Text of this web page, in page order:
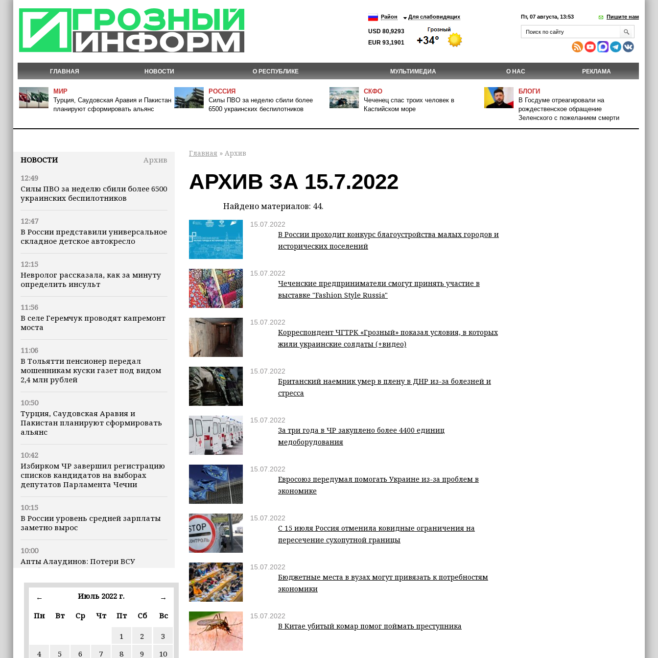
Район Для слабовидящих
USD 80,9293
EUR 93,1901
Пт, 07 августа, 13:53 Пишите нам
ГЛАВНАЯ НОВОСТИ О РЕСПУБЛИКЕ МУЛЬТИМЕДИА О НАС РЕКЛАМА
МИР
Турция, Саудовская Аравия и Пакистан
планируют сформировать альянс
РОССИЯ
Силы ПВО за неделю сбили более
6500 украинских беспилотников
СКФО
Чеченец спас троих человек в
Каспийском море
БЛОГИ
В Госдуме отреагировали на
рождественское обращение
Зеленского с пожеланием смерти
НОВОСТИ
Архив
12:49
Силы ПВО за неделю сбили более 6500
украинских беспилотников
12:47
В России представили универсальное
складное детское автокресло
12:15
Невролог рассказала, как за минуту
определить инсульт
11:56
В селе Геремчук проводят капремонт
моста
11:06
В Тольятти пенсионер передал
мошенникам куски газет под видом
2,4 млн рублей
10:50
Турция, Саудовская Аравия и
Пакистан планируют сформировать
альянс
10:42
Избирком ЧР завершил регистрацию
списков кандидатов на выборах
депутатов Парламента Чечни
10:15
В России уровень средней зарплаты
заметно вырос
10:00
Апты Алаудинов: Потери ВСУ
приближаются к отметке в 2,5
Трамп построит военную базу в Газе
← Июль 2022 г.
→
Пн
Вт Ср Чт Пт Сб Вс
1 2
3
4
5 6 7 8 9 10
Главная » Архив
АРХИВ ЗА 15.7.2022
Найдено материалов: 44.
15.07.2022
В России проходит конкурс благоустройства малых городов и
исторических поселений
15.07.2022
Чеченские предприниматели смогут принять участие в
выставке "Fashion Style Russia"
15.07.2022
Корреспондент ЧГТРК «Грозный» показал условия, в которых
жили украинские солдаты (+видео)
15.07.2022
Британский наемник умер в плену в ДНР из-за болезней и
стресса
15.07.2022
За три года в ЧР закуплено более 4400 единиц
медоборудования
15.07.2022
Евросоюз передумал помогать Украине из-за проблем в
экономике
15.07.2022
С 15 июля Россия отменила ковидные ограничения на
пересечение сухопутной границы
15.07.2022
Бюджетные места в вузах могут привязать к потребностям
экономики
15.07.2022
В Китае убитый комар помог поймать преступника